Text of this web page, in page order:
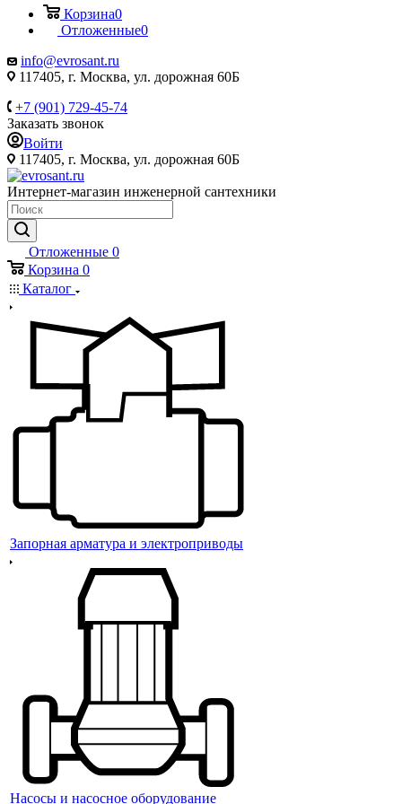
Корзина0
Отложенные0
info@evrosant.ru
117405, г. Москва, ул. дорожная 60Б
+7 (901) 729-45-74
Заказать звонок
Войти
117405, г. Москва, ул. дорожная 60Б
Интернет-магазин инженерной сантехники
Отложенные 0
Корзина 0
Каталог
Запорная арматура и электроприводы
Насосы и насосное оборудование